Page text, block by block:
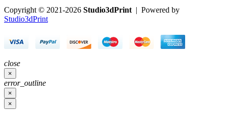
Copyright © 2021-2026 Studio3dPrint | Powered by
Studio3dPrint
close
×
error_outline
×
×